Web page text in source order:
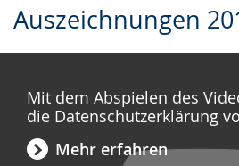
Auszeichnungen
Leichten
Sprache
Audio-
Unterstützung.
Video
in
Gebärdensprache
wird
angezeigt.
Mit dem Abspielen des
die Datenschutzerklärung
Mehr erfahren